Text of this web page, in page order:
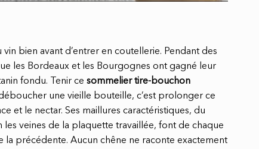
vin bien avant d’entrer en coutellerie. Pendant des
les Bordeaux et les Bourgognes ont gagné leur
fondu. Tenir ce sommelier tire-bouchon
une vieille bouteille, c’est prolonger ce
et le nectar. Ses maillures caractéristiques, du
veines de la plaquette travaillée, font de chaque
la précédente. Aucun chêne ne raconte exactement